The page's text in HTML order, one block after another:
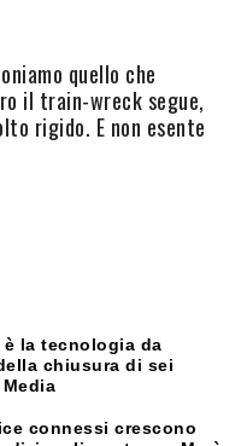
quello che
il train-wreck segue,
rigido. E non esente
la tecnologia da
chiusura di sei
connessi crescono